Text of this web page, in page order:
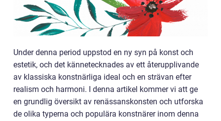
Under denna period uppstod en ny syn på konst och
estetik, och det kännetecknades av ett återupplivande
av klassiska konstnärliga ideal och en strävan efter
realism och harmoni. I denna artikel kommer vi att ge
en grundlig översikt av renässanskonsten och utforska
de olika typerna och populära konstnärer inom denna